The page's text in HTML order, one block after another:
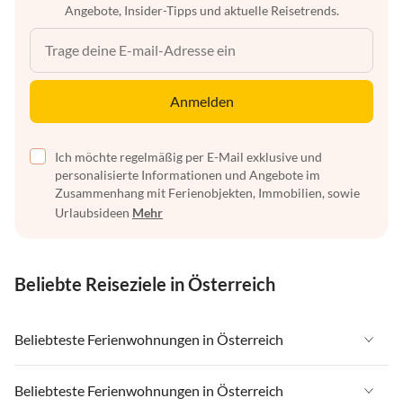
Angebote, Insider-Tipps und aktuelle Reisetrends.
Anmelden
Ich möchte regelmäßig per E-Mail exklusive und
personalisierte Informationen und Angebote im
Zusammenhang mit Ferienobjekten, Immobilien, sowie
Urlaubsideen Mehr
Beliebte Reiseziele in Österreich
Beliebteste Ferienwohnungen in Österreich
Ferienwohnungen in Österreich
Beliebteste Ferienwohnungen in Österreich